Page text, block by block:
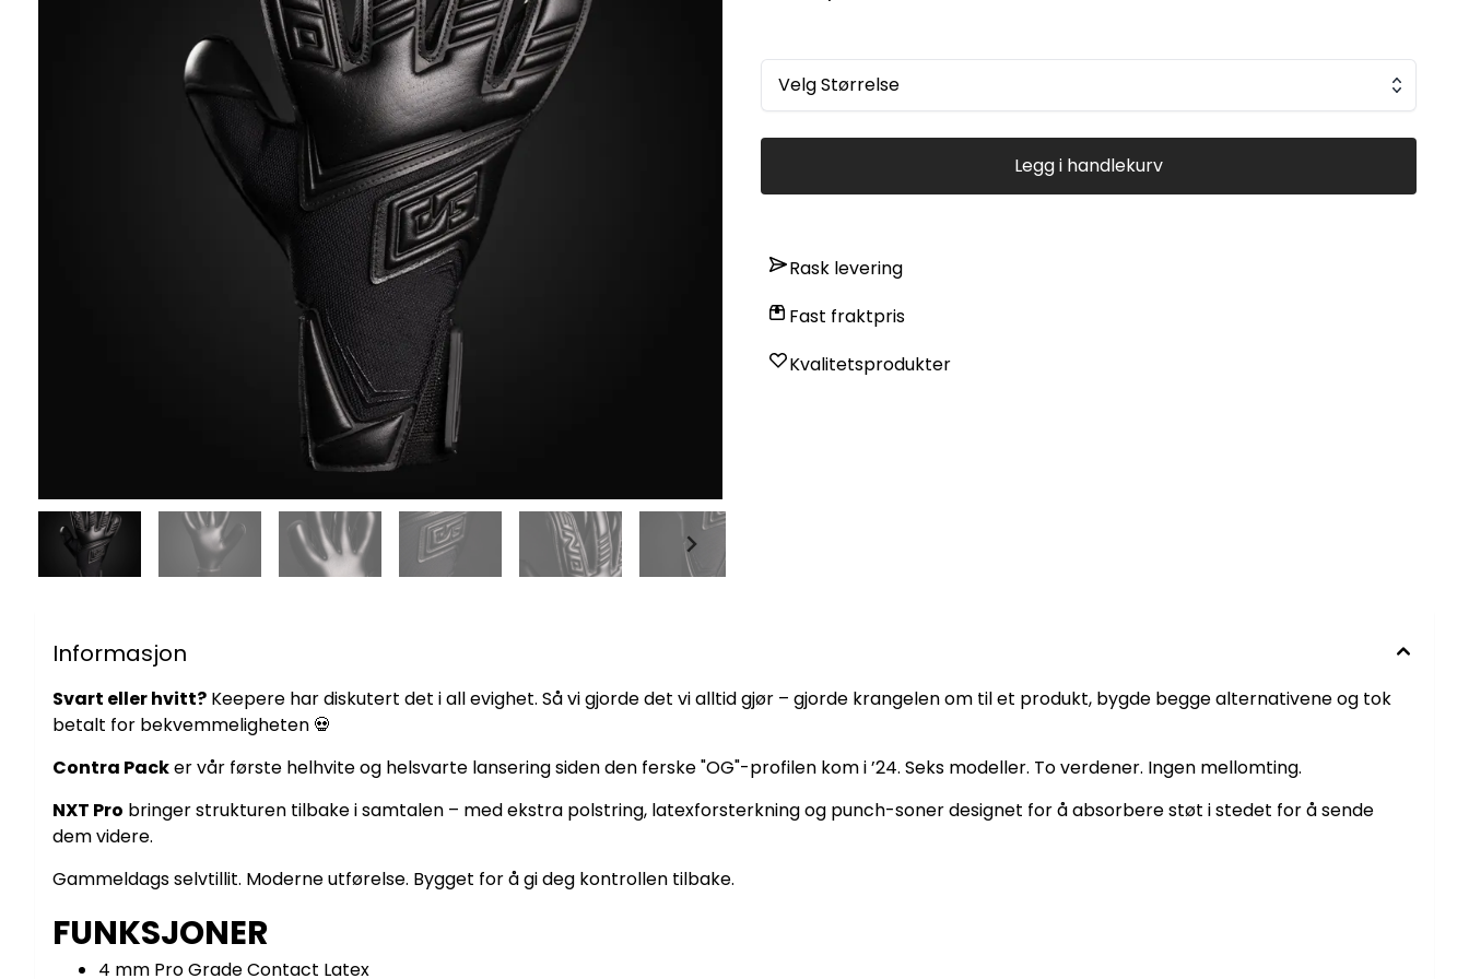
passform Forlenget V-palm-konstruksjon Quantum Elastic-inngang Echo Form™ 2.0
internt grep-system Reverse MidSplit® stroppesystem TØRRGREPP ELITE VÅTGREPP
Velg Størrelse
Legg i handlekurv
Rask levering
Fast fraktpris
Kvalitetsprodukter
Informasjon
Svart eller hvitt? Keepere har diskutert det i all evighet. Så vi gjorde det vi alltid gjør – gjorde krangelen om til et produkt, bygde begge alternativene og tok
betalt for bekvemmeligheten 💀
Contra Packer vår første helhvite og helsvarte lansering siden den ferske "OG"-profilen kom i ’24. Seks modeller. To verdener. Ingen mellomting.
NXT Pro bringer strukturen tilbake i samtalen – med ekstra polstring, latexforsterkning og punch-soner designet for å absorbere støt i stedet for å sende
dem videre.
Gammeldags selvtillit. Moderne utførelse. Bygget for å gi deg kontrollen tilbake.
FUNKSJONER
4 mm Pro Grade Contact Latex